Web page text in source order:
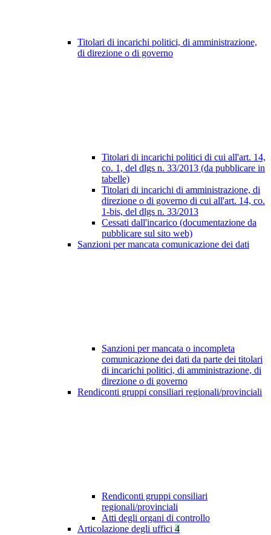
Titolari di incarichi politici, di amministrazione,
di direzione o di governo
Titolari di incarichi politici di cui all'art. 14,
co. 1, del dlgs n. 33/2013 (da pubblicare in
tabelle)
Titolari di incarichi di amministrazione, di
direzione o di governo di cui all'art. 14, co.
1-bis, del dlgs n. 33/2013
Cessati dall'incarico (documentazione da
pubblicare sul sito web)
Sanzioni per mancata comunicazione dei dati
Sanzioni per mancata o incompleta
comunicazione dei dati da parte dei titolari
di incarichi politici, di amministrazione, di
direzione o di governo
Rendiconti gruppi consiliari regionali/provinciali
Rendiconti gruppi consiliari
regionali/provinciali
Atti degli organi di controllo
Articolazione degli uffici 4